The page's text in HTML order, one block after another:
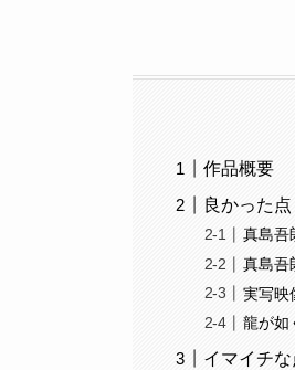
作品概要
良かった点
真島吾
真島吾
実写映
龍が如
イマイチな